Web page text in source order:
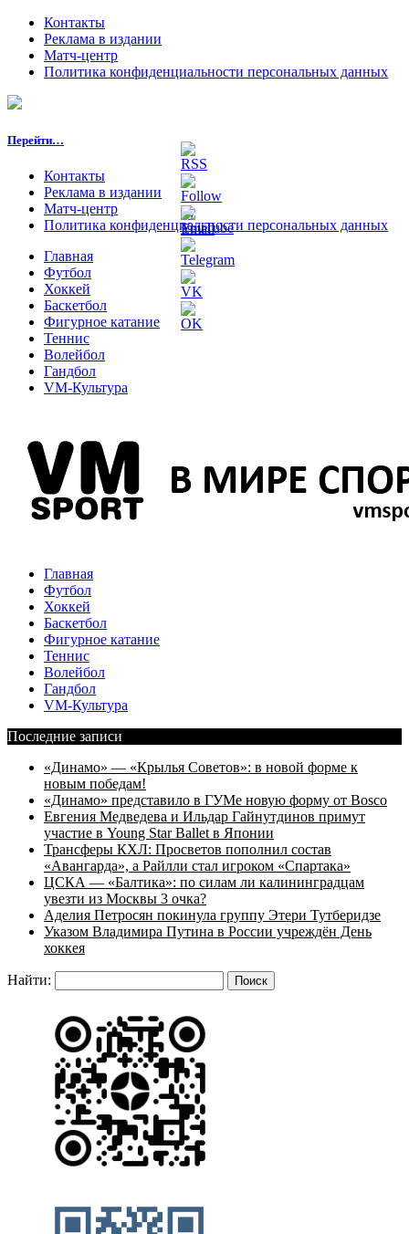
Контакты
Реклама в издании
Матч-центр
Политика конфиденциальности персональных данных
Перейти…
Контакты
Реклама в издании
Матч-центр
Политика конфиденциальности персональных данных
Главная
Футбол
Хоккей
Баскетбол
Фигурное катание
Теннис
Волейбол
Гандбол
VM-Культура
Главная
Футбол
Хоккей
Баскетбол
Фигурное катание
Теннис
Волейбол
Гандбол
VM-Культура
Последние записи
«Динамо» — «Крылья Советов»: в новой форме к
новым победам!
«Динамо» представило в ГУМе новую форму от Bosco
Евгения Медведева и Ильдар Гайнутдинов примут
участие в Young Star Ballet в Японии
Трансферы КХЛ: Просветов пополнил состав
«Авангарда», а Райлли стал игроком «Спартака»
ЦСКА — «Балтика»: по силам ли калининградцам
увезти из Москвы 3 очка?
Аделия Петросян покинула группу Этери Тутберидзе
Указом Владимира Путина в России учреждён День
хоккея
Найти: